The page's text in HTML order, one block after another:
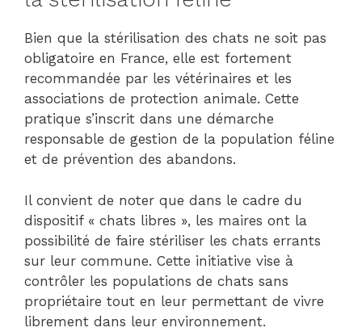
Bien que la stérilisation des chats ne soit pas
obligatoire en France, elle est fortement
recommandée par les vétérinaires et les
associations de protection animale. Cette
pratique s’inscrit dans une démarche
responsable de gestion de la population féline
et de prévention des abandons.
Il convient de noter que dans le cadre du
dispositif « chats libres », les maires ont la
possibilité de faire stériliser les chats errants
sur leur commune. Cette initiative vise à
contrôler les populations de chats sans
propriétaire tout en leur permettant de vivre
librement dans leur environnement.